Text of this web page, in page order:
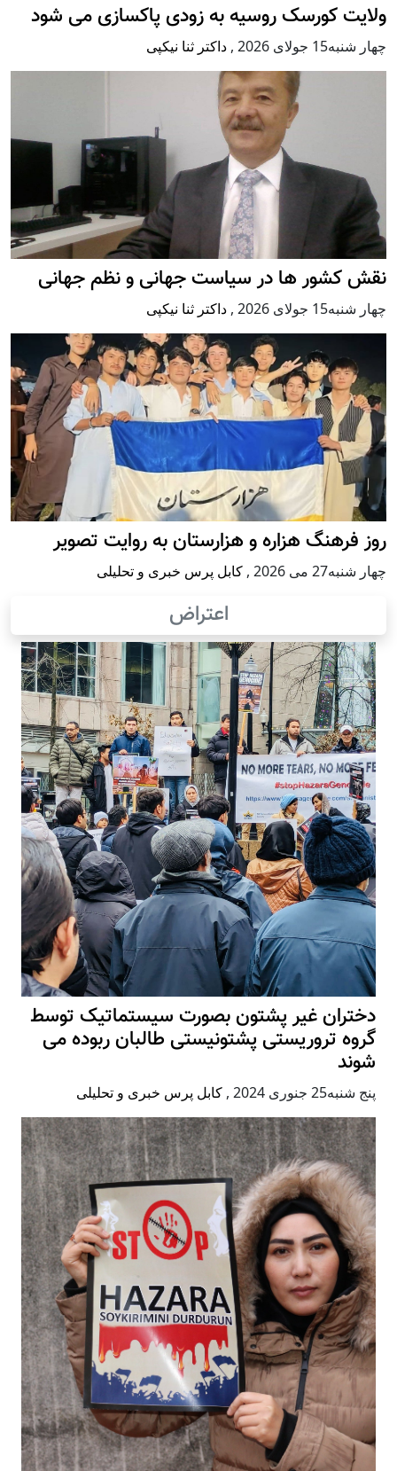
ولایت کورسک روسیه به زودی پاکسازی می شود
چهار شنبه15 جولای 2026 , داکتر ثنا نیکپی
نقش کشور ها در سیاست جهانی و نظم جهانی
چهار شنبه15 جولای 2026 , داکتر ثنا نیکپی
روز فرهنگ هزاره و هزارستان به روایت تصویر
چهار شنبه27 می 2026 , کابل پرس خبری و تحلیلی
اعتراض
دختران غیر پشتون بصورت سیستماتیک توسط
گروه تروریستی پشتونیستی طالبان ربوده می
شوند
پنج شنبه25 جنوری 2024 , کابل پرس خبری و تحلیلی